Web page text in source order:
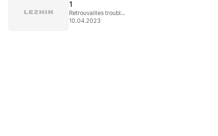
1
Retrouvailles troublantes
10.04.2023